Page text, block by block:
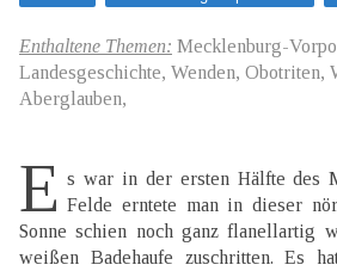
Enthaltene Themen: Mecklenburg-
Landesgeschichte, Wenden, Obotriten,
Aberglauben,
E s war in der ersten Hälfte des
Felde erntete man in dieser
Sonne schien noch ganz flanellartig
weißen Badehaufe zuschritten. Es